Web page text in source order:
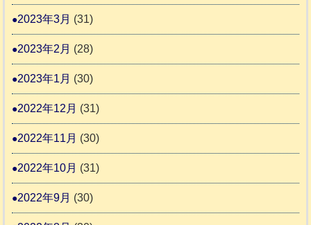
2023年3月 (31)
2023年2月 (28)
2023年1月 (30)
2022年12月 (31)
2022年11月 (30)
2022年10月 (31)
2022年9月 (30)